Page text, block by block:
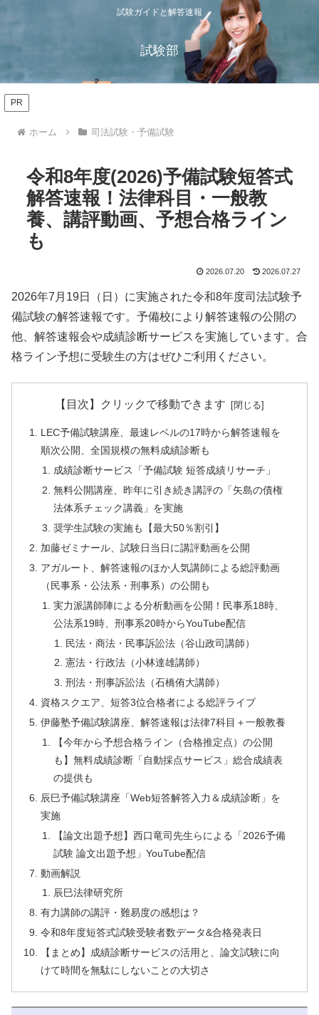
試験ガイドと解答速報
試験部
PR
ホーム 司法試験・予備試験
令和8年度(2026)予備試験短答式
解答速報！法律科目・一般教
養、講評動画、予想合格ライン
も
2026.07.20 2026.07.27
2026年7月19日（日）に実施された令和8年度司法試験予
備試験の解答速報です。予備校により解答速報の公開の
他、解答速報会や成績診断サービスを実施しています。合
格ライン予想に受験生の方はぜひご利用ください。
【目次】クリックで移動できます
LEC予備試験講座、最速レベルの17時から解答速報を
順次公開、全国規模の無料成績診断も
成績診断サービス「予備試験 短答成績リサーチ」
無料公開講座、昨年に引き続き講評の「矢島の債権
法体系チェック講義」を実施
奨学生試験の実施も【最大50％割引】
加藤ゼミナール、試験日当日に講評動画を公開
アガルート、解答速報のほか人気講師による総評動画
（民事系・公法系・刑事系）の公開も
実力派講師陣による分析動画を公開！民事系18時、
公法系19時、刑事系20時からYouTube配信
民法・商法・民事訴訟法（谷山政司講師）
憲法・行政法（小林達雄講師）
刑法・刑事訴訟法（石橋侑大講師）
資格スクエア、短答3位合格者による総評ライブ
伊藤塾予備試験講座、解答速報は法律7科目＋一般教養
【今年から予想合格ライン（合格推定点）の公開
も】無料成績診断「自動採点サービス」総合成績表
の提供も
辰巳予備試験講座「Web短答解答入力＆成績診断」を
実施
【論文出題予想】西口竜司先生らによる「2026予備
試験 論文出題予想」YouTube配信
動画解説
辰巳法律研究所
有力講師の講評・難易度の感想は？
令和8年度短答式試験受験者数データ&合格発表日
【まとめ】成績診断サービスの活用と、論文試験に向
けて時間を無駄にしないことの大切さ